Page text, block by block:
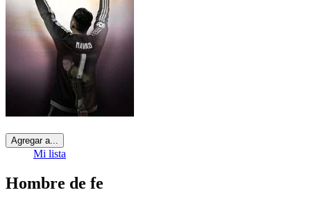
Agregar a...
Mi lista
Hombre de fe